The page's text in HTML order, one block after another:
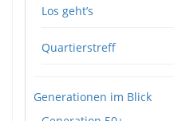
Los geht’s
Quartierstreff
Generationen im Blick